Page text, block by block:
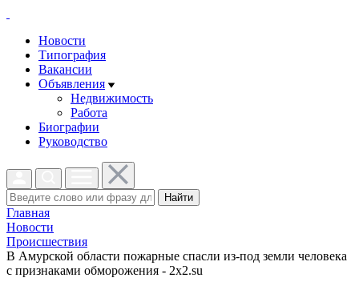
Новости
Типография
Вакансии
Объявления
Недвижимость
Работа
Биографии
Руководство
Найти
Главная
Новости
Проиcшествия
В Амурской области пожарные спасли из-под земли человека
с признаками обморожения - 2x2.su